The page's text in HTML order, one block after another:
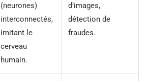
(neurones)
interconnectés,
imitant le
cerveau
humain.
d’images,
détection de
fraudes.